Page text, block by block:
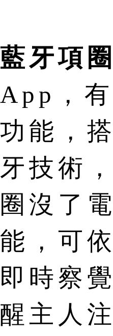
藍牙項
App，
功能，
牙技術
圈沒了
能，可
即時察
醒主人